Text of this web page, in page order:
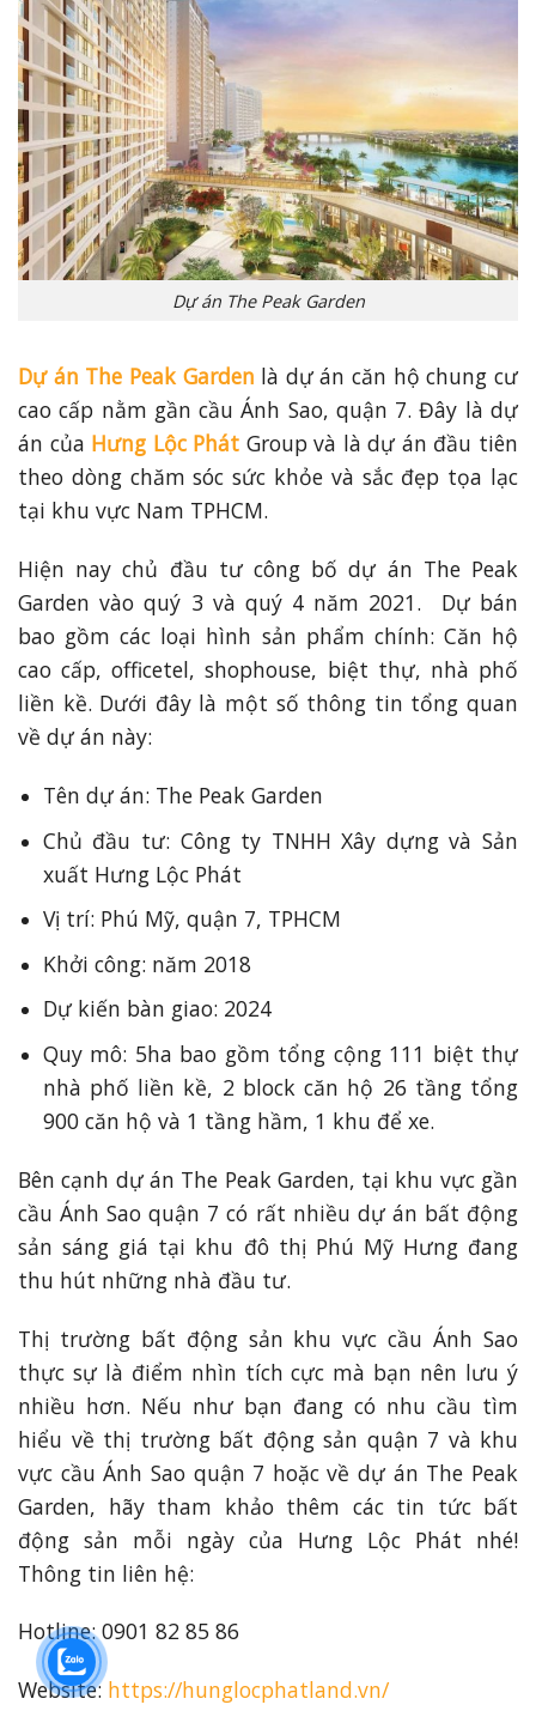
Dự án The Peak Garden
Dự án The Peak Garden là dự án căn hộ chung cư
cao cấp nằm gần cầu Ánh Sao, quận 7. Đây là dự
án của Hưng Lộc Phát Group và là dự án đầu tiên
theo dòng chăm sóc sức khỏe và sắc đẹp tọa lạc
tại khu vực Nam TPHCM.
Hiện nay chủ đầu tư công bố dự án The Peak
Garden vào quý 3 và quý 4 năm 2021. Dự bán
bao gồm các loại hình sản phẩm chính: Căn hộ
cao cấp, officetel, shophouse, biệt thự, nhà phố
liền kề. Dưới đây là một số thông tin tổng quan
về dự án này:
Tên dự án: The Peak Garden
Chủ đầu tư: Công ty TNHH Xây dựng và Sản
xuất Hưng Lộc Phát
Vị trí: Phú Mỹ, quận 7, TPHCM
Khởi công: năm 2018
Dự kiến bàn giao: 2024
Quy mô: 5ha bao gồm tổng cộng 111 biệt thự
nhà phố liền kề, 2 block căn hộ 26 tầng tổng
900 căn hộ và 1 tầng hầm, 1 khu để xe.
Bên cạnh dự án The Peak Garden, tại khu vực gần
cầu Ánh Sao quận 7 có rất nhiều dự án bất động
sản sáng giá tại khu đô thị Phú Mỹ Hưng đang
thu hút những nhà đầu tư.
Thị trường bất động sản khu vực cầu Ánh Sao
thực sự là điểm nhìn tích cực mà bạn nên lưu ý
nhiều hơn. Nếu như bạn đang có nhu cầu tìm
hiểu về thị trường bất động sản quận 7 và khu
vực cầu Ánh Sao quận 7 hoặc về dự án The Peak
Garden, hãy tham khảo thêm các tin tức bất
động sản mỗi ngày của Hưng Lộc Phát nhé!
Thông tin liên hệ:
Hotline: 0901 82 85 86
Website: https://hunglocphatland.vn/